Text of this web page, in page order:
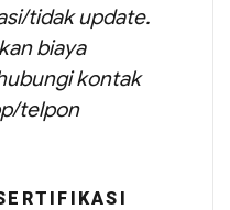
tidak update.
biaya
kontak
telpon